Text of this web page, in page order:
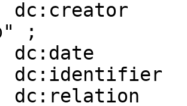
;